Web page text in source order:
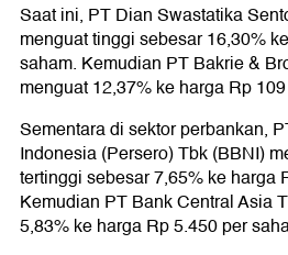
Saat ini, PT Dian Swastatika
menguat tinggi sebesar 16,30%
saham. Kemudian PT Bakrie &
menguat 12,37% ke harga Rp
Sementara di sektor perbankan,
Indonesia (Persero) Tbk (BBNI)
tertinggi sebesar 7,65% ke harga
Kemudian PT Bank Central Asia
5,83% ke harga Rp 5.450 per